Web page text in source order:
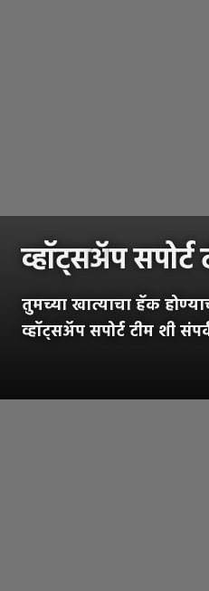
व्हॉट्सअ‍ॅप सपोर्ट
तुमच्या खात्याचा हॅक
व्हॉट्सअ‍ॅप सपोर्ट टीम शी